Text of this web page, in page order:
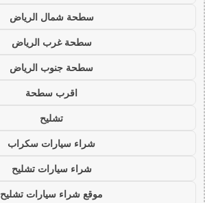
سطحة شمال الرياض
سطحة غرب الرياض
سطحة جنوب الرياض
اقرب سطحة
تشليح
شراء سيارات سكراب
شراء سيارات تشليح
موقع شراء سيارات تشليح